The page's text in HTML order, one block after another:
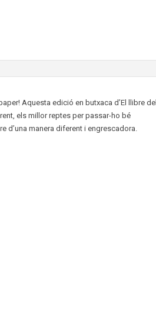
Aquesta edició en butxaca d’El llibre del
els millor reptes per passar-ho bé
d’una manera diferent i engrescadora.